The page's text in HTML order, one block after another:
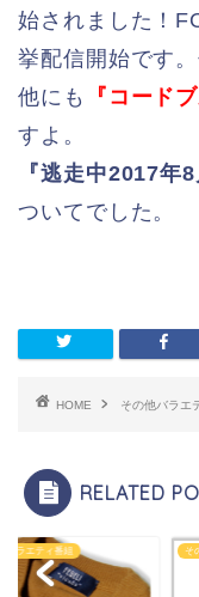
始されました！
挙配信開始です
他にも
『コード
すよ。
『逃走中2017年
ついてでした。
HOME その他バラエ
RELATED
バラエティ番組 そ